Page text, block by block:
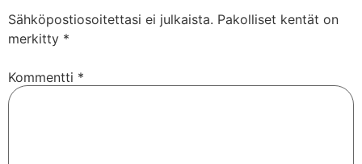
Sähköpostiosoitettasi ei julkaista. Pakolliset kentät on
merkitty *
Kommentti *